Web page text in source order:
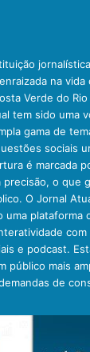
na vida
Verde do
tem sido uma
gama de
sociais
é marcada
precisão, o que
O Jornal
plataforma
e podcast.
público mais
de